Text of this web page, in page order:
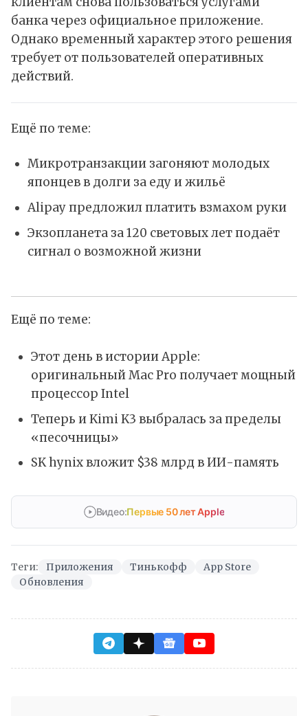
банка через официальное приложение.
Однако временный характер этого решения
требует от пользователей оперативных
действий.
Ещё по теме:
Микротранзакции загоняют молодых
японцев в долги за еду и жильё
Alipay предложил платить взмахом руки
Экзопланета за 120 световых лет подаёт
сигнал о возможной жизни
Ещё по теме:
Этот день в истории Apple:
оригинальный Mac Pro получает мощный
процессор Intel
Теперь и Kimi K3 выбралась за пределы
«песочницы»
SK hynix вложит $38 млрд в ИИ-память
Видео:Первые 50 лет Apple
Теги: Приложения Тинькофф
App Store
Обновления